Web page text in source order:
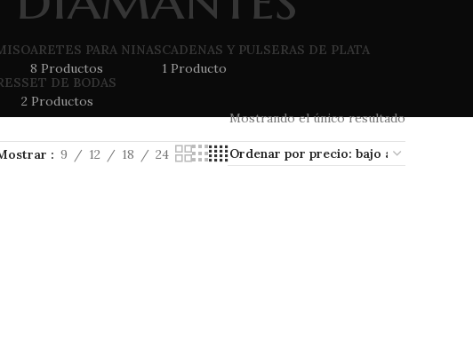
ARETES PARA NINAS
8 Productos
CADENAS Y PULSERAS DE PLATA
1 Producto
SET DE BODAS
2 Productos
Mostrando el único resultado
9 12 18 24